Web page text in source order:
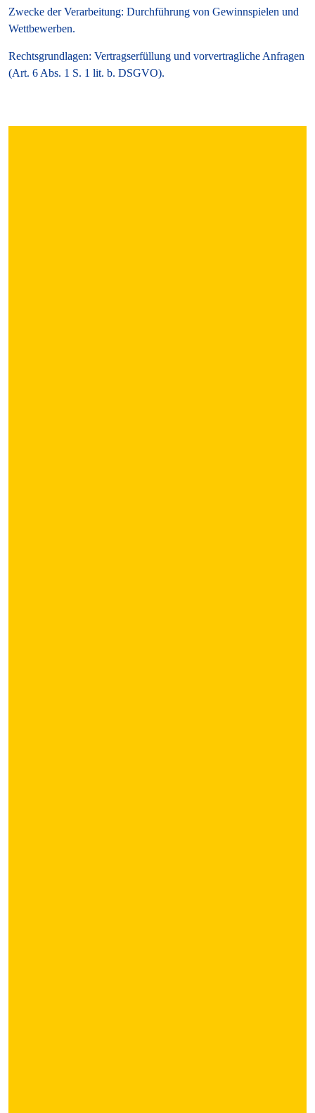
Zwecke der Verarbeitung: Durchführung von Gewinnspielen und
Wettbewerben.
Rechtsgrundlagen: Vertragserfüllung und vorvertragliche Anfragen
(Art. 6 Abs. 1 S. 1 lit. b. DSGVO).